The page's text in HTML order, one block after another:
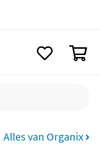
*
Alles van Organix